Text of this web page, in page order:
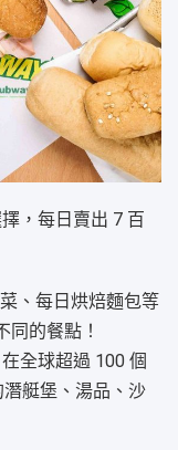
，每日賣出 7 百
、每日烘焙麵包等
同的餐點！
全球超過 100 個
艇堡、湯品、沙